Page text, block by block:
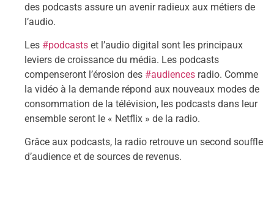
des podcasts assure un avenir radieux aux métiers de
l’audio.
Les #podcasts et l’audio digital sont les principaux
leviers de croissance du média. Les podcasts
compenseront l’érosion des #audiences radio. Comme
la vidéo à la demande répond aux nouveaux modes de
consommation de la télévision, les podcasts dans leur
ensemble seront le « Netflix » de la radio.
Grâce aux podcasts, la radio retrouve un second souffle
d’audience et de sources de revenus.